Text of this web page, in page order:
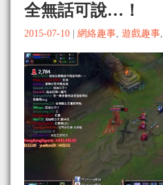
全無話可說…！
2015-07-10 網絡趣事, 遊戲趣事,